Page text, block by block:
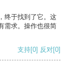
终于找到了它。这
需求。操作也很简
支持[0] 反对[0]